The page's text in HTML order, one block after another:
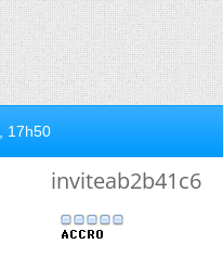
17h50
inviteab2b41c6